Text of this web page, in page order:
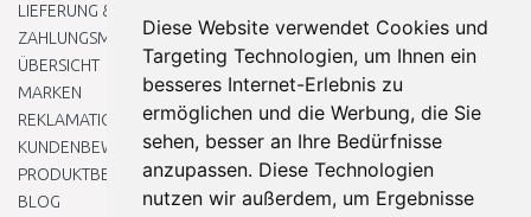
Diese Website verwendet Cookies und
Targeting Technologien, um Ihnen ein
besseres Internet-Erlebnis zu
ermöglichen und die Werbung, die Sie
sehen, besser an Ihre Bedürfnisse
anzupassen. Diese Technologien
nutzen wir außerdem, um Ergebnisse
LIEFERUNG & ZAHLUNG
ZAHLUNGSMETHODEN
ÜBERSICHT
MARKEN
REKLAMATIONEN UND RETOUREN
KUNDENBEWERTUNG
PRODUKTBEWERTUNG
BLOG